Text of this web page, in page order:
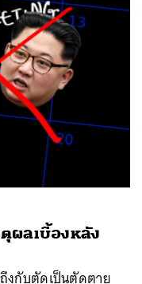
ผลเบื้องหลัง
งกับตัดเป็นตัดตาย